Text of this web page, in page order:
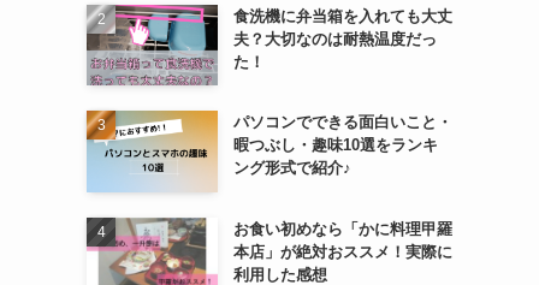
食洗機に弁当箱を入れても大丈
夫？大切なのは耐熱温度だっ
た！
パソコンでできる面白いこと・
暇つぶし・趣味10選をランキ
ング形式で紹介♪
お食い初めなら「かに料理甲羅
本店」が絶対おススメ！実際に
利用した感想